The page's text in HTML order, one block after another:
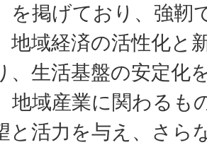
を掲げており、強靭
地域経済の活性化と
、生活基盤の安定化
地域産業に関わるも
と活力を与え、さら